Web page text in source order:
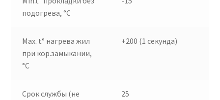
подогрева, °C
Max. t° нагрева жил
при кор.замыкании,
°C
+200 (1 секунда)
Срок службы (не
25